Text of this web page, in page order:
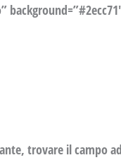
trovare il campo